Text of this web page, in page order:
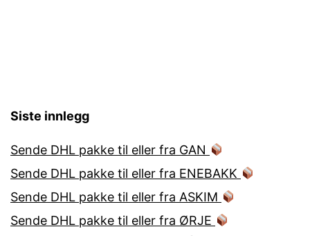
Siste innlegg
Sende DHL pakke til eller fra GAN
Sende DHL pakke til eller fra ENEBAKK
Sende DHL pakke til eller fra ASKIM
Sende DHL pakke til eller fra ØRJE